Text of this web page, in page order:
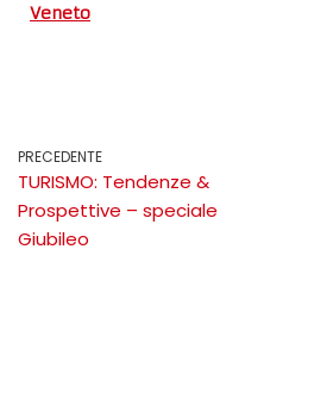
Veneto
PRECEDENTE
TURISMO: Tendenze &
Prospettive – speciale
Giubileo